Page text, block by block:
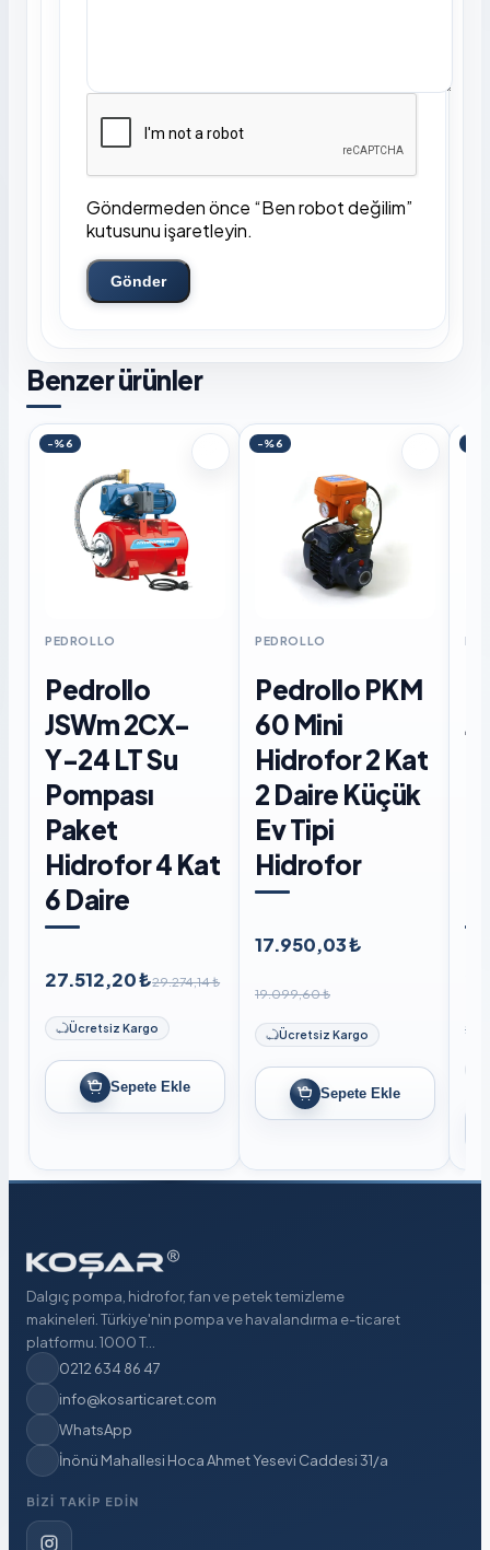
Göndermeden önce “Ben robot değilim”
kutusunu işaretleyin.
Gönder
Benzer ürünler
-%6
PEDROLLO
Pedrollo
JSWm 2CX-
Y-24 LT Su
Pompası
Paket
Hidrofor 4 Kat
6 Daire
27.512,20 ₺29.274,14 ₺
Ücretsiz Kargo
Sepete Ekle
-%6
PEDROLLO
Pedrollo PKM
60 Mini
Hidrofor 2 Kat
2 Daire Küçük
Ev Tipi
Hidrofor
17.950,03 ₺
19.099,60 ₺
Ücretsiz Kargo
Sepete Ekle
Dalgıç pompa, hidrofor, fan ve petek temizleme
makineleri. Türkiye'nin pompa ve havalandırma e-ticaret
platformu. 1000 T...
0212 634 86 47
info@kosarticaret.com
WhatsApp
İnönü Mahallesi Hoca Ahmet Yesevi Caddesi 31/a
BIZI TAKIP EDIN